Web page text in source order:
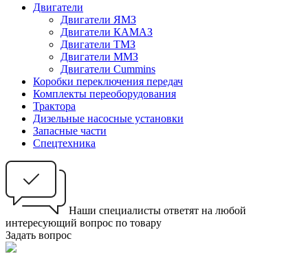
Двигатели
Двигатели ЯМЗ
Двигатели КАМАЗ
Двигатели ТМЗ
Двигатели ММЗ
Двигатели Cummins
Коробки переключения передач
Комплекты переоборудования
Трактора
Дизельные насосные установки
Запасные части
Спецтехника
Наши специалисты ответят на любой
интересующий вопрос по товару
Задать вопрос